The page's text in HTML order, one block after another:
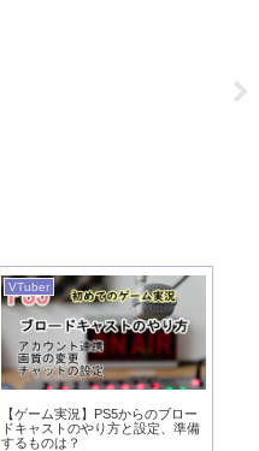
VTuber
【ゲーム実況】PS5からのブロー
ドキャストのやり方と設定、準備
するものは？